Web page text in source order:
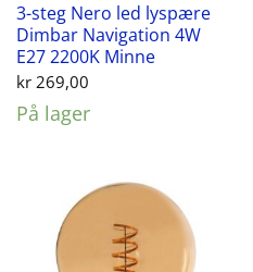
3-steg Nero led lyspære
Dimbar Navigation 4W
E27 2200K Minne
kr269,00
På lager